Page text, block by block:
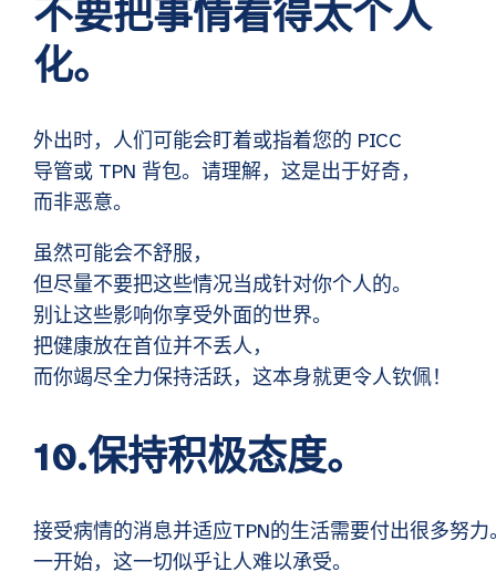
不要把事情看得太个人
化。
外出时，人们可能会盯着或指着您的 PICC
导管或 TPN 背包。请理解，这是出于好奇，
而非恶意。
虽然可能会不舒服，
但尽量不要把这些情况当成针对你个人的。
别让这些影响你享受外面的世界。
把健康放在首位并不丢人，
而你竭尽全力保持活跃，这本身就更令人钦佩！
10.保持积极态度。
接受病情的消息并适应TPN的生活需要付出很多努力
一开始，这一切似乎让人难以承受。